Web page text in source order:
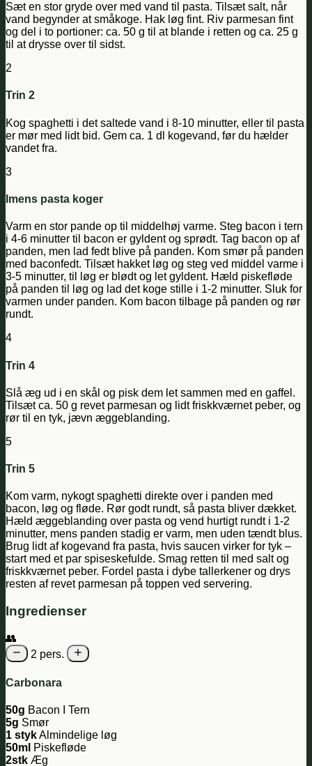
Sæt en stor gryde over med vand til pasta. Tilsæt salt, når
vand begynder at småkoge. Hak løg fint. Riv parmesan fint
og del i to portioner: ca. 50 g til at blande i retten og ca. 25 g
til at drysse over til sidst.
2
Trin 2
Kog spaghetti i det saltede vand i 8-10 minutter, eller til pasta
er mør med lidt bid. Gem ca. 1 dl kogevand, før du hælder
vandet fra.
3
Imens pasta koger
Varm en stor pande op til middelhøj varme. Steg bacon i tern
i 4-6 minutter til bacon er gyldent og sprødt. Tag bacon op af
panden, men lad fedt blive på panden. Kom smør på panden
med baconfedt. Tilsæt hakket løg og steg ved middel varme i
3-5 minutter, til løg er blødt og let gyldent. Hæld piskefløde
på panden til løg og lad det koge stille i 1-2 minutter. Sluk for
varmen under panden. Kom bacon tilbage på panden og rør
rundt.
4
Trin 4
Slå æg ud i en skål og pisk dem let sammen med en gaffel.
Tilsæt ca. 50 g revet parmesan og lidt friskkværnet peber, og
rør til en tyk, jævn æggeblanding.
5
Trin 5
Kom varm, nykogt spaghetti direkte over i panden med
bacon, løg og fløde. Rør godt rundt, så pasta bliver dækket.
Hæld æggeblanding over pasta og vend hurtigt rundt i 1-2
minutter, mens panden stadig er varm, men uden tændt blus.
Brug lidt af kogevand fra pasta, hvis saucen virker for tyk –
start med et par spiseskefulde. Smag retten til med salt og
friskkværnet peber. Fordel pasta i dybe tallerkener og drys
resten af revet parmesan på toppen ved servering.
Ingredienser
👥
2 pers.
Carbonara
50g Bacon I Tern
5g Smør
1 stykAlmindelige løg
50ml Piskefløde
2stk Æg